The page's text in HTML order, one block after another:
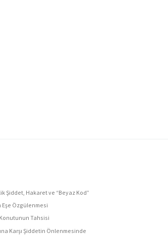
Şiddet, Hakaret ve “Beyaz Kod”
Özgülenmesi
Tahsisi
Karşı Şiddetin Önlenmesinde